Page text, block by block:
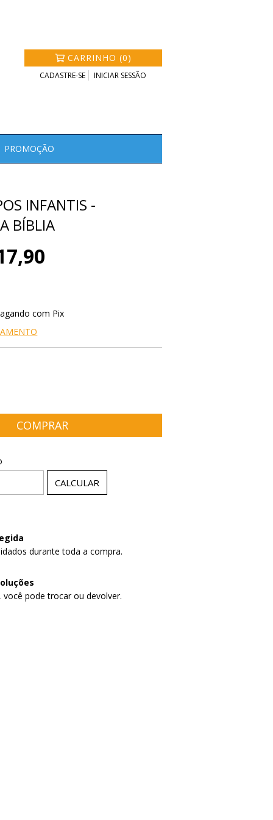
CARRINHO (0)
CADASTRE-SE INICIAR SESSÃO
PROMOÇÃO
INFANTIS -
BÍBLIA
com Pix
CALCULAR
durante toda a compra.
você pode trocar ou devolver.